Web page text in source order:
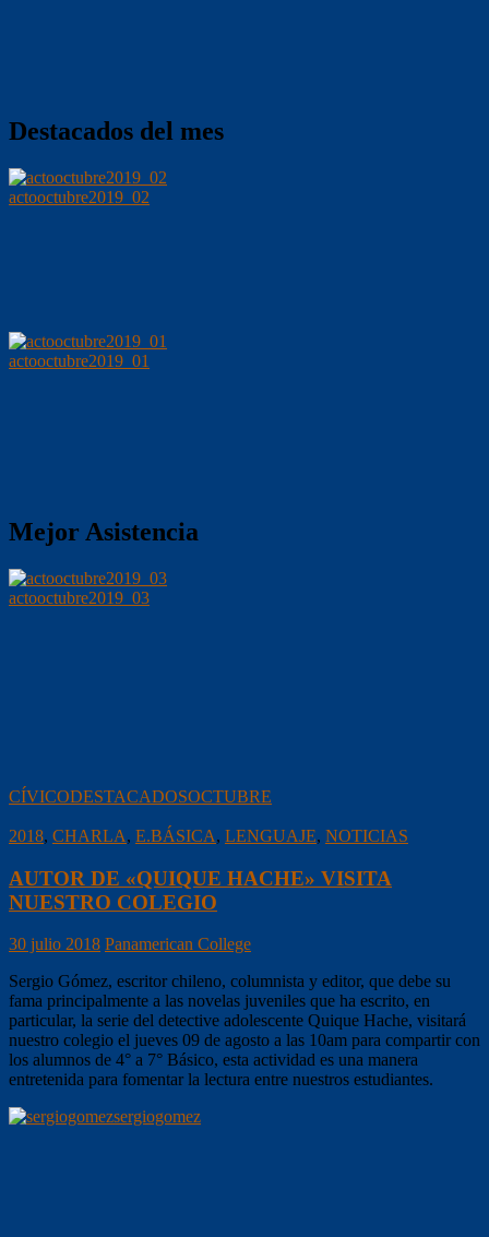
Destacados del mes
actooctubre2019_02
actooctubre2019_01
Mejor Asistencia
actooctubre2019_03
CÍVICODESTACADOSOCTUBRE
2018, CHARLA, E.BÁSICA, LENGUAJE, NOTICIAS
AUTOR DE «QUIQUE HACHE» VISITA
NUESTRO COLEGIO
30 julio 2018 Panamerican College
Sergio Gómez, escritor chileno, columnista y editor, que debe su
fama principalmente a las novelas juveniles que ha escrito, en
particular, la serie del detective adolescente Quique Hache, visitará
nuestro colegio el jueves 09 de agosto a las 10am para compartir con
los alumnos de 4° a 7° Básico, esta actividad es una manera
entretenida para fomentar la lectura entre nuestros estudiantes.
sergiogomez